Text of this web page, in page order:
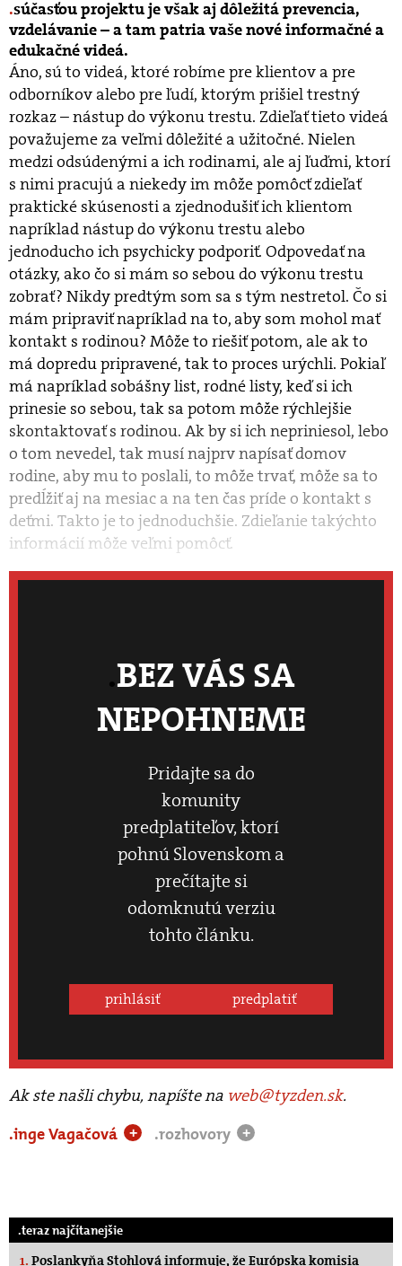
súčasťou projektu je však aj dôležitá prevencia,
vzdelávanie – a tam patria vaše nové informačné a
edukačné videá.
Áno, sú to videá, ktoré robíme pre klientov a pre
odborníkov alebo pre ľudí, ktorým prišiel trestný
rozkaz – nástup do výkonu trestu. Zdieľať tieto videá
považujeme za veľmi dôležité a užitočné. Nielen
medzi odsúdenými a ich rodinami, ale aj ľuďmi, ktorí
s nimi pracujú a niekedy im môže pomôcť zdieľať
praktické skúsenosti a zjednodušiť ich klientom
napríklad nástup do výkonu trestu alebo
jednoducho ich psychicky podporiť. Odpovedať na
otázky, ako čo si mám so sebou do výkonu trestu
zobrať? Nikdy predtým som sa s tým nestretol. Čo si
mám pripraviť napríklad na to, aby som mohol mať
kontakt s rodinou? Môže to riešiť potom, ale ak to
má dopredu pripravené, tak to proces urýchli. Pokiaľ
má napríklad sobášny list, rodné listy, keď si ich
prinesie so sebou, tak sa potom môže rýchlejšie
skontaktovať s rodinou. Ak by si ich nepriniesol, lebo
o tom nevedel, tak musí najprv napísať domov
rodine, aby mu to poslali, to môže trvať, môže sa to
predĺžiť aj na mesiac a na ten čas príde o kontakt s
deťmi. Takto je to jednoduchšie. Zdieľanie takýchto
informácií môže veľmi pomôcť.
BEZ VÁS SA
NEPOHNEME
Pridajte sa do
komunity
predplatiteľov, ktorí
pohnú Slovenskom a
prečítajte si
odomknutú verziu
tohto článku.
prihlásiť predplatiť
Ak ste našli chybu, napíšte na web@tyzden.sk.
.inge Vagačová
+ .rozhovory +
.teraz najčítanejšie
1. Poslankyňa Stohlová informuje, že Európska komisia